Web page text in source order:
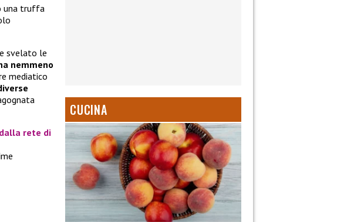
una truffa
svelato le
nemmeno
mediatico
dalla rete di
CUCINA